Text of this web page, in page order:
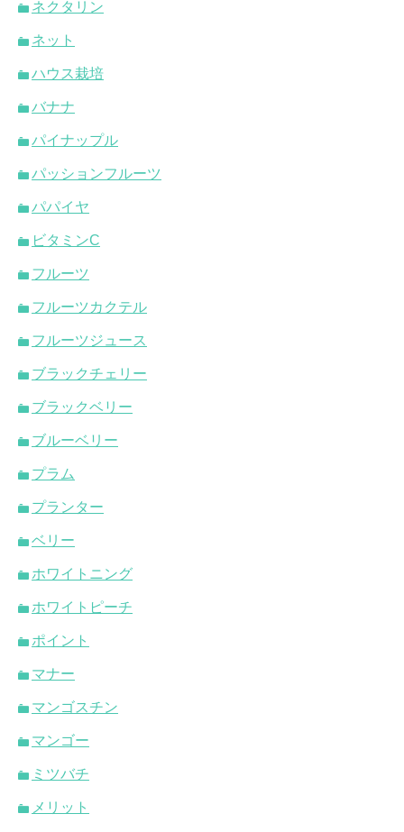
ネクタリン
ネット
ハウス栽培
バナナ
パイナップル
パッションフルーツ
パパイヤ
ビタミンC
フルーツ
フルーツカクテル
フルーツジュース
ブラックチェリー
ブラックベリー
ブルーベリー
プラム
プランター
ベリー
ホワイトニング
ホワイトピーチ
ポイント
マナー
マンゴスチン
マンゴー
ミツバチ
メリット